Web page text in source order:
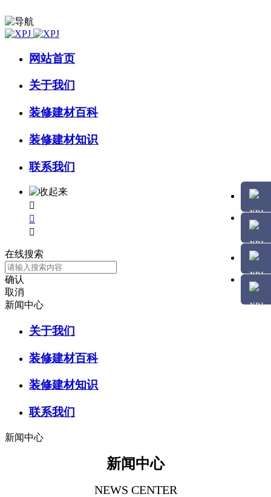
网站首页
关于我们
装修建材百科
装修建材知识
联系我们



在线搜索
确认
取消
新闻中心
关于我们
装修建材百科
装修建材知识
联系我们
新闻中心
新闻中心
NEWS CENTER